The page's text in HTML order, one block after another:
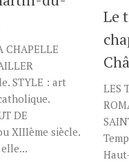
CHAPELLE
STYLE : art
DE
XIIIème siècle.
elle...
Le
LES